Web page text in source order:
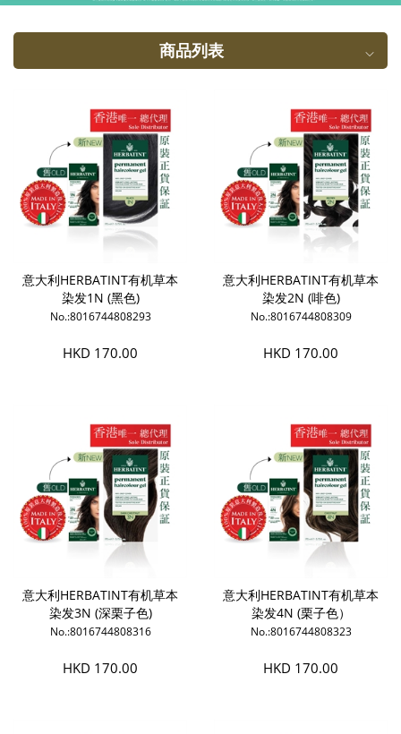
商品列表
意大利HERBATINT有机草本
染发1N (黑色)
No.:8016744808293
HKD 170.00
意大利HERBATINT有机草本
染发2N (啡色)
No.:8016744808309
HKD 170.00
意大利HERBATINT有机草本
染发3N (深栗子色)
No.:8016744808316
HKD 170.00
意大利HERBATINT有机草本
染发4N (栗子色）
No.:8016744808323
HKD 170.00